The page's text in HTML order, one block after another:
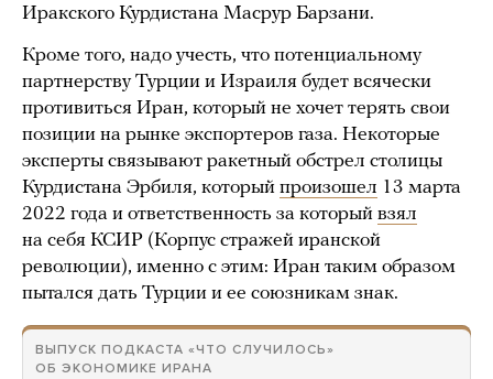
Иракского Курдистана Масрур Барзани.
Кроме того, надо учесть, что потенциальному
партнерству Турции и Израиля будет всячески
противиться Иран, который не хочет терять свои
позиции на рынке экспортеров газа. Некоторые
эксперты связывают ракетный обстрел столицы
Курдистана Эрбиля, который произошел 13 марта
2022 года и ответственность за который взял
на себя КСИР (Корпус стражей иранской
революции), именно с этим: Иран таким образом
пытался дать Турции и ее союзникам знак.
ВЫПУСК ПОДКАСТА «ЧТО СЛУЧИЛОСЬ»
ОБ ЭКОНОМИКЕ ИРАНА